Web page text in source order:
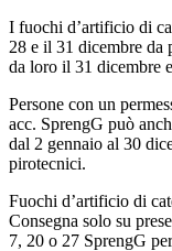
I fuochi d’artificio di
28 e il 31 dicembre da
da loro il 31 dicembre
Persone con un
acc. SprengG può
dal 2 gennaio al 30
pirotecnici.
Fuochi d’artificio di
Consegna solo su
7, 20 o 27 SprengG